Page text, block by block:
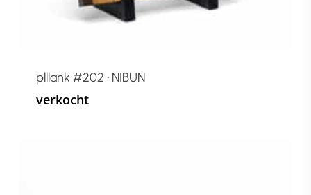
plllank #202 • NIBUN
verkocht